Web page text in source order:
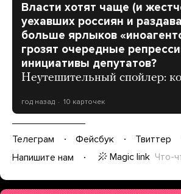
Власти хотят чаще (и
уехавших россиян и
больше ярлыков
грозят очередные
инициативы депутатов?
Неутешительный спойлер:
год назад 10 карточек
Телеграм Фейсбук Твиттер
Напишите нам
Magic link Что-